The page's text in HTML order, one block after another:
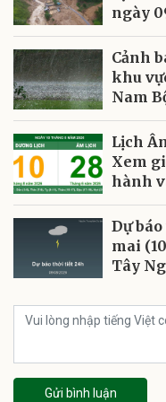
ngày
Cảnh
khu
Nam
Lịch
Xem
hành
Dự
mai
Tây
Gửi bình luận